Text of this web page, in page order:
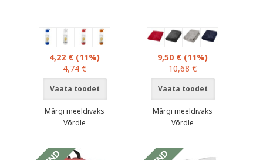
4,22 € (11%)
4,74 €
Vaata toodet
Märgi meeldivaks
Võrdle
9,50 € (11%)
10,68 €
Vaata toodet
Märgi meeldivaks
Võrdle